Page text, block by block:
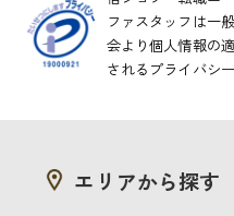
ファスタッフは一
会より個人情報の
されるプライバシ
エリアから探す